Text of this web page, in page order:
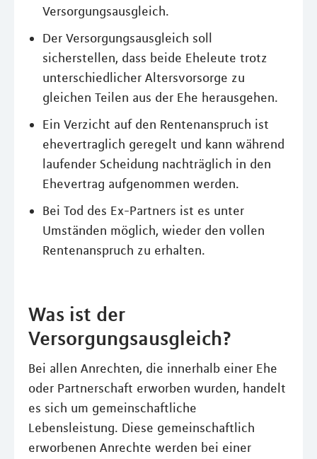
Versorgungsausgleich.
Der Versorgungsausgleich soll
sicherstellen, dass beide Eheleute trotz
unterschiedlicher Altersvorsorge zu
gleichen Teilen aus der Ehe herausgehen.
Ein Verzicht auf den Rentenanspruch ist
ehevertraglich geregelt und kann während
laufender Scheidung nachträglich in den
Ehevertrag aufgenommen werden.
Bei Tod des Ex-Partners ist es unter
Umständen möglich, wieder den vollen
Rentenanspruch zu erhalten.
Was ist der
Versorgungsausgleich?
Bei allen Anrechten, die innerhalb einer Ehe
oder Partnerschaft erworben wurden, handelt
es sich um gemeinschaftliche
Lebensleistung. Diese gemeinschaftlich
erworbenen Anrechte werden bei einer